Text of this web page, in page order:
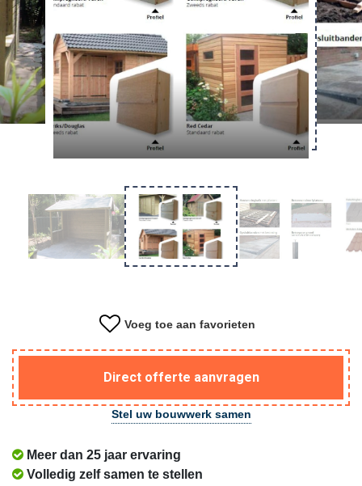
Overkapping
Tuinkantoor
Kapschuur
Voeg toe aan favorieten
Direct offerte aanvragen
Stel uw bouwwerk samen
Meer dan 25 jaar ervaring
Volledig zelf samen te stellen